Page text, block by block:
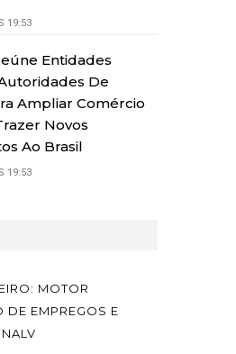
19:53
Entidades
De
Ampliar Comércio
Novos
Ao Brasil
19:53
MOTOR
DE EMPREGOS E